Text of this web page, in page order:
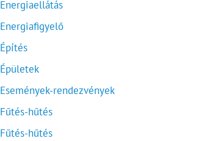
Energiaellátás
Energiafigyelő
Építés
Épületek
Események-rendezvények
Fűtés-hűtés
Fűtés-hűtés